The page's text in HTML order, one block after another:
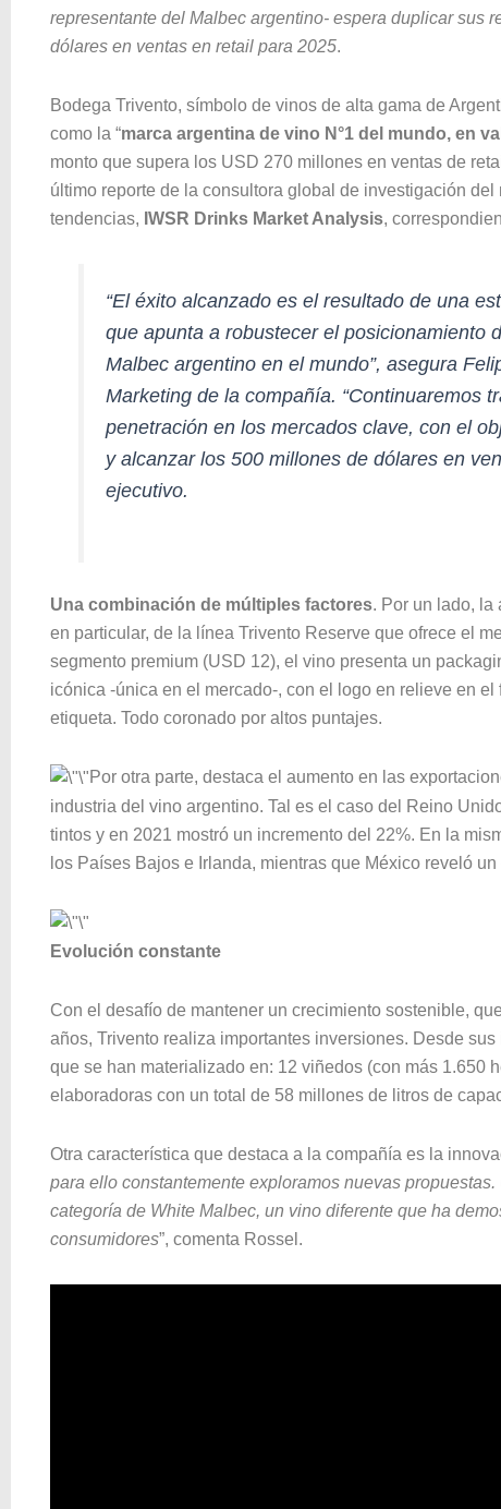
representante del Malbec argentino- espera duplicar sus
dólares en ventas en retail para 2025.
Bodega Trivento, símbolo de vinos de alta gama de
como la “marca argentina de vino N°1 del mundo, en
monto que supera los USD 270 millones en ventas de
último reporte de la consultora global de investigación
tendencias, IWSR Drinks Market Analysis,
“El éxito alcanzado es el resultado de una
que apunta a robustecer el posicionamiento
Malbec argentino en el mundo”, asegura
Marketing de la compañía. “Continuaremos
penetración en los mercados clave, con el
y alcanzar los 500 millones de dólares en
ejecutivo.
Una combinación de múltiples factores. Por un lado, la
en particular, de la línea Trivento Reserve que ofrece el
segmento premium (USD 12), el vino presenta un
icónica -única en el mercado-, con el logo en relieve en
etiqueta. Todo coronado por altos puntajes.
Por otra parte, destaca el aumento en las
industria del vino argentino. Tal es el caso del Reino
tintos y en 2021 mostró un incremento del 22%. En la
los Países Bajos e Irlanda, mientras que México reveló
Evolución constante
Con el desafío de mantener un crecimiento sostenible,
años, Trivento realiza importantes inversiones. Desde
que se han materializado en: 12 viñedos (con más 1.650
elaboradoras con un total de 58 millones de litros de
Otra característica que destaca a la compañía es la
para ello constantemente exploramos nuevas
categoría de White Malbec, un vino diferente que ha
consumidores”, comenta Rossel.